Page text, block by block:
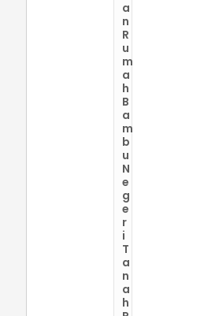
a
n
R
u
m
a
h
B
a
m
b
u
N
e
g
e
r
i
T
a
n
a
h